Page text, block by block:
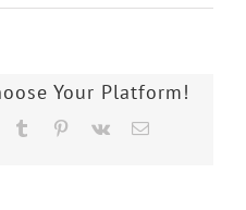
Reader
Your Platform!
Tumblr Pinterest
Vk Email